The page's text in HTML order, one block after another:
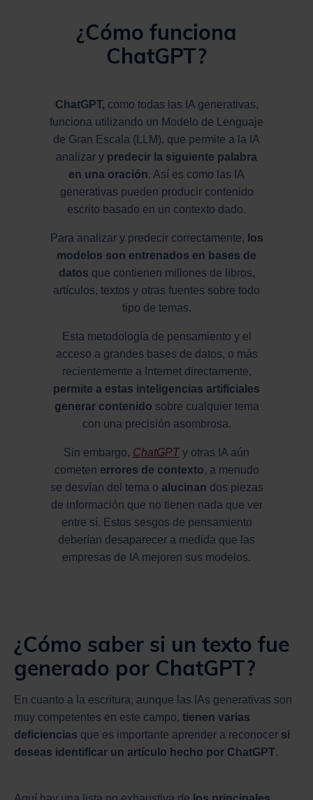
¿Cómo funciona
ChatGPT?
ChatGPT, como todas las IA generativas,
funciona utilizando un Modelo de Lenguaje
de Gran Escala (LLM), que permite a la IA
analizar y predecir la siguiente palabra
en una oración. Así es como las IA
generativas pueden producir contenido
escrito basado en un contexto dado.
Para analizar y predecir correctamente, los
modelos son entrenados en bases de
datos que contienen millones de libros,
artículos, textos y otras fuentes sobre todo
tipo de temas.
Esta metodología de pensamiento y el
acceso a grandes bases de datos, o más
recientemente a Internet directamente,
permite a estas inteligencias artificiales
generar contenido sobre cualquier tema
con una precisión asombrosa.
Sin embargo, ChatGPTy otras IA aún
cometen errores de contexto, a menudo
se desvían del tema o alucinan dos piezas
de información que no tienen nada que ver
entre sí. Estos sesgos de pensamiento
deberían desaparecer a medida que las
empresas de IA mejoren sus modelos.
¿Cómo saber si un texto fue
generado por ChatGPT?
En cuanto a la escritura, aunque las IAs generativas son
muy competentes en este campo, tienen varias
deficiencias que es importante aprender a reconocer si
deseas identificar un artículo hecho por ChatGPT.